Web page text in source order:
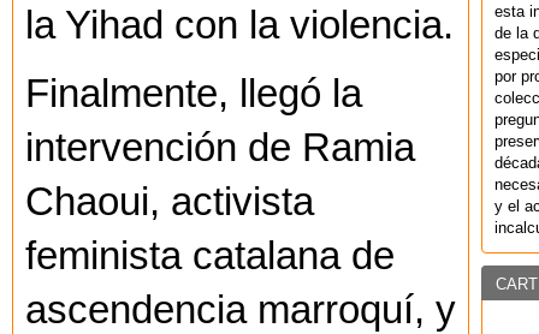
la Yihad con la violencia.
Finalmente, llegó la
intervención de Ramia
Chaoui, activista
feminista catalana de
ascendencia marroquí, y
esta
de la
por
y el